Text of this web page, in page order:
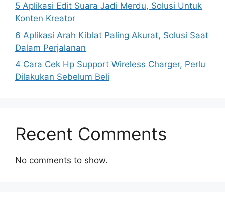
5 Aplikasi Edit Suara Jadi Merdu, Solusi Untuk
Konten Kreator
6 Aplikasi Arah Kiblat Paling Akurat, Solusi Saat
Dalam Perjalanan
4 Cara Cek Hp Support Wireless Charger, Perlu
Dilakukan Sebelum Beli
Recent Comments
No comments to show.